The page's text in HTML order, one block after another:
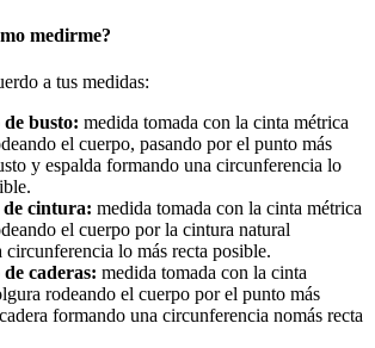
medirme?
a tus medidas:
busto: medida tomada con la cinta métrica
el cuerpo, pasando por el punto más
y espalda formando una circunferencia lo
cintura: medida tomada con la cinta métrica
el cuerpo por la cintura natural
circunferencia lo más recta posible.
caderas: medida tomada con la cinta
rodeando el cuerpo por el punto más
formando una circunferencia nomás recta